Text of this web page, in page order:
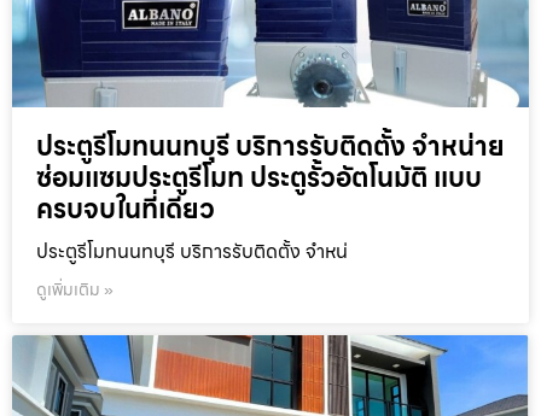
ประตูรีโมทนนทบุรี บริการรับติดตั้ง จำหน่าย
ซ่อมแซมประตูรีโมท ประตูรั้วอัตโนมัติ แบบ
ครบจบในที่เดียว
ประตูรีโมทนนทบุรี บริการรับติดตั้ง จำหน่
ดูเพิ่มเติม »